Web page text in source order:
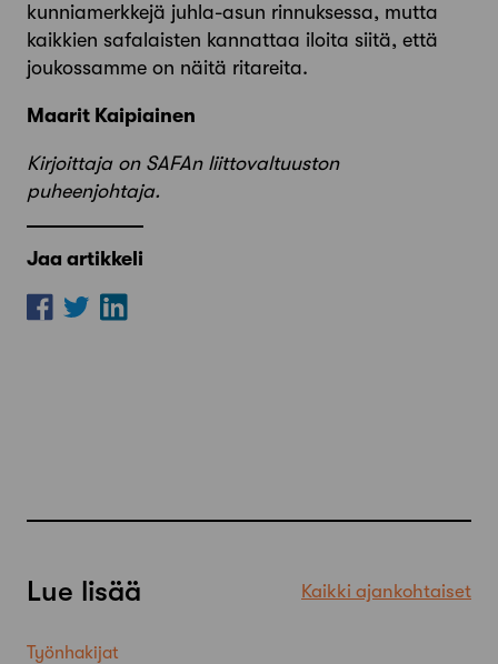
kunniamerkkejä juhla-asun rinnuksessa, mutta
kaikkien safalaisten kannattaa iloita siitä, että
joukossamme on näitä ritareita.
Maarit Kaipiainen
Kirjoittaja on SAFAn liittovaltuuston
puheenjohtaja.
Jaa artikkeli
Lue lisää Kaikki ajankohtaiset
Työnhakijat